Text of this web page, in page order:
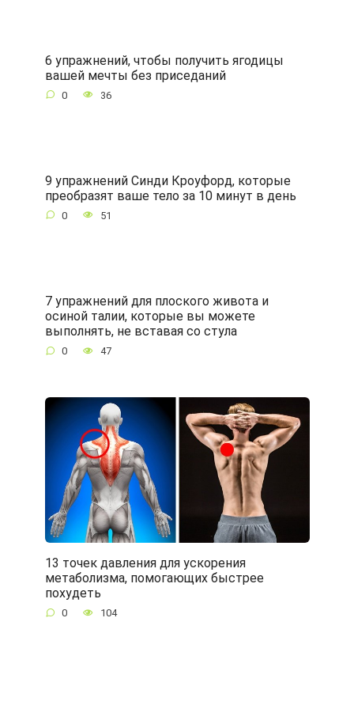
6 упражнений, чтобы получить ягодицы
вашей мечты без приседаний
0 36
9 упражнений Синди Кроуфорд, которые
преобразят ваше тело за 10 минут в день
0 51
7 упражнений для плоского живота и
осиной талии, которые вы можете
выполнять, не вставая со стула
0 47
13 точек давления для ускорения
метаболизма, помогающих быстрее
похудеть
0 104